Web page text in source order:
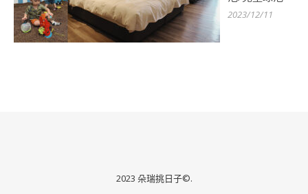
2023/12/11
2023 朵瑞挑日子©.